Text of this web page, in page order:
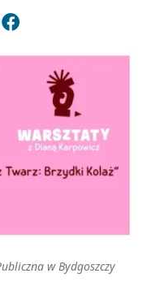
w Bydgoszczy